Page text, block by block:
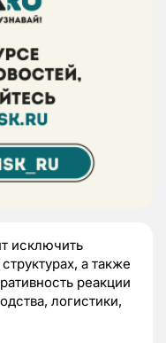
исключить
а также
реакции
логистики,